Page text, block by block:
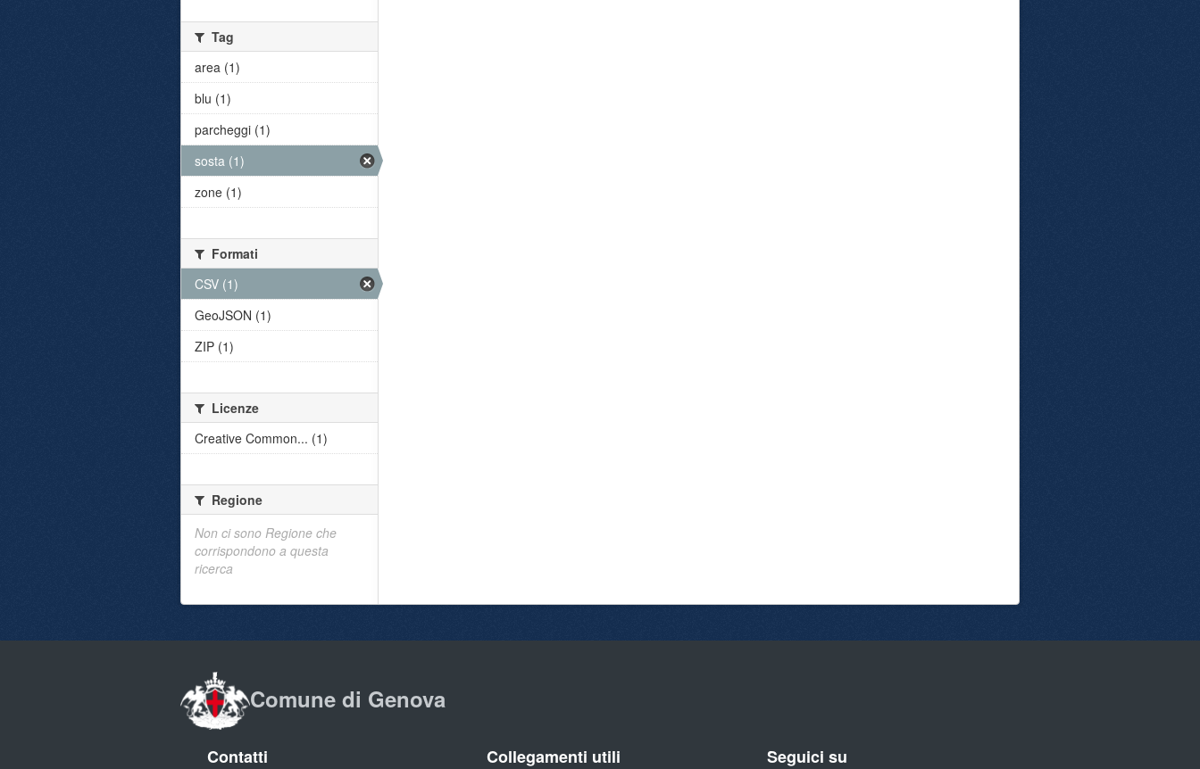
Tag
area (1)
blu (1)
parcheggi (1)
sosta (1)
zone (1)
Formati
CSV (1)
GeoJSON (1)
ZIP (1)
Licenze
Creative Common... (1)
Regione
Non ci sono Regione che
corrispondono a questa
ricerca
Comune di Genova
Contatti Collegamenti utili Seguici su